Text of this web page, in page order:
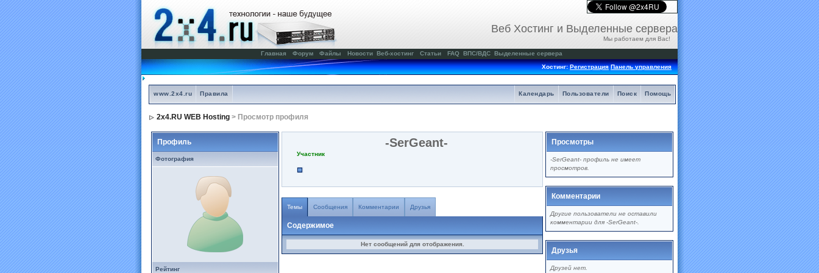
Веб Хостинг и Выделенные сервера
Мы работаем для Вас!
Главная Форум Файлы Новости Веб-хостинг Статьи FAQ ВПС/ВДС Выделенные сервера
Хостинг:Регистрация Панель управления
www.2x4.ru Правила Помощь
Поиск
Пользователи
Календарь
2x4.RU WEB Hosting > Просмотр профиля
Профиль
Фотография
Рейтинг
-SerGeant-
Участник
Темы Сообщения Комментарии Друзья
Содержимое
Нет сообщений для отображения.
Просмотры
-SerGeant- профиль не имеет
просмотров.
Комментарии
Другие пользователи не оставили
комментарии для -SerGeant-.
Друзья
Друзей нет.